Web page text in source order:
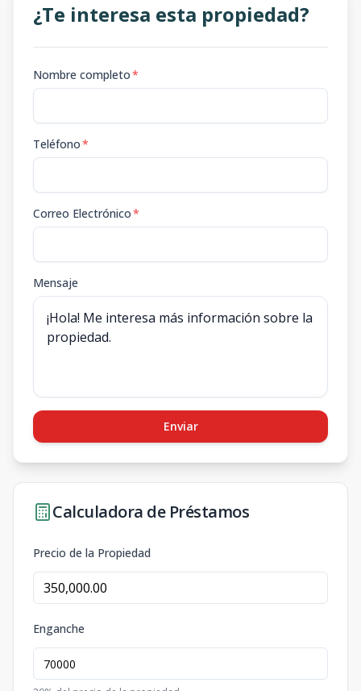
¿Te interesa esta propiedad?
Nombre completo*
Teléfono*
Correo Electrónico*
Mensaje
Enviar
Calculadora de Préstamos
Precio de la Propiedad
Enganche